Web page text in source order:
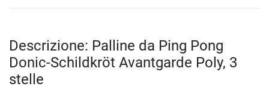
Descrizione: Palline da Ping Pong
Donic-Schildkröt Avantgarde Poly, 3
stelle